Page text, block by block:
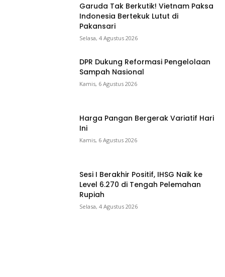
Garuda Tak Berkutik! Vietnam Paksa
Indonesia Bertekuk Lutut di
Pakansari
Selasa, 4 Agustus 2026
DPR Dukung Reformasi Pengelolaan
Sampah Nasional
Kamis, 6 Agustus 2026
Harga Pangan Bergerak Variatif Hari
Ini
Kamis, 6 Agustus 2026
Sesi I Berakhir Positif, IHSG Naik ke
Level 6.270 di Tengah Pelemahan
Rupiah
Selasa, 4 Agustus 2026